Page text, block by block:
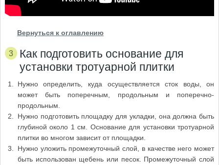
Вернуться к оглавлению
Как подготовить основание для
установки тротуарной плитки
Нужно определить, куда осуществляется сток воды, он
может быть поперечным, продольным и поперечно-
продольным.
Нужно подготовить площадку для укладки, она должна быть
глубиной около 1 см. Основание для установки тротуарной
плитки во многом зависит от площадки.
Нужно уложить промежуточный слой, в качестве него может
быть использован щебень или песок. Промежуточный слой